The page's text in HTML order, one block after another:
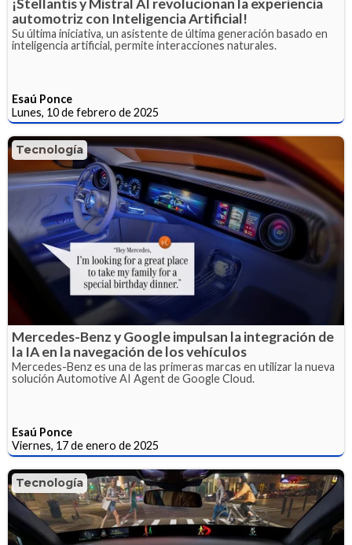
automotriz con Inteligencia Artificial!
Su última iniciativa, un asistente de última generación basado en
inteligencia artificial, permite interacciones naturales.
Esaú Ponce
Lunes, 10 de febrero de 2025
Tecnología
Mercedes-Benz y Google impulsan la integración de
la IA en la navegación de los vehículos
Mercedes-Benz es una de las primeras marcas en utilizar la nueva
solución Automotive AI Agent de Google Cloud.
Esaú Ponce
Viernes, 17 de enero de 2025
Tecnología